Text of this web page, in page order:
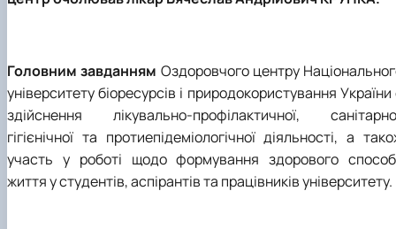
Головним завданням Оздоровчого центру
університету біоресурсів і природокористування України
здійснення лікувально-профілактичної,
гігієнічної та протиепідеміологічної діяльності, а
участь у роботі щодо формування здорового
життя у студентів, аспірантів та працівників університету.